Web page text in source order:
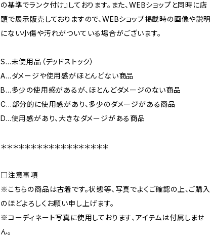
の基準でランク付け』しております。また、WEBショップと同時に店
頭で展示販売しておりますので、WEBショップ掲載時の画像や説明
にない小傷や汚れがついている場合がございます。
S…未使用品（デッドストック）
A…ダメージや使用感がほとんどない商品
B…多少の使用感があるが、ほとんどダメージのない商品
C…部分的に使用感があり、多少のダメージがある商品
D…使用感があり、大きなダメージがある商品
＊＊＊＊＊＊＊＊＊＊＊＊＊＊＊＊＊＊
□注意事項
※こちらの商品は古着です。状態等、写真でよくご確認の上、ご購入
のほどよろしくお願い申し上げます。
※コーディネート写真に使用しております、アイテムは付属しませ
ん。